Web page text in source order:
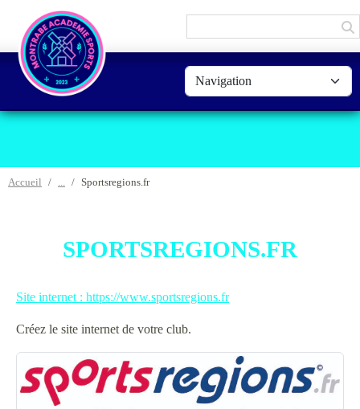
Accueil Sportsregions.fr
SPORTSREGIONS.FR
Site internet : https://www.sportsregions.fr
Créez le site internet de votre club.
Panneau de gestion des cookies